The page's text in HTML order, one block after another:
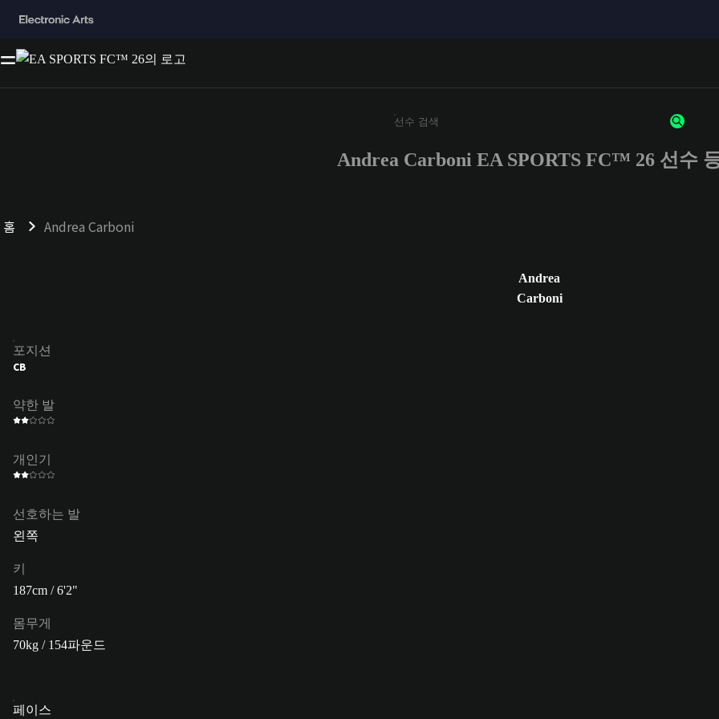
최소 3자 이상의 문자 또는 숫자를 입력하세요
Andrea Carboni EA SPORTS FC™ 26 선수
홈 Andrea Carboni
Andrea
Carboni
포지션
CB
약한 발
개인기
선호하는 발
왼쪽
키
187cm / 6'2"
몸무게
70kg / 154파운드
페이스